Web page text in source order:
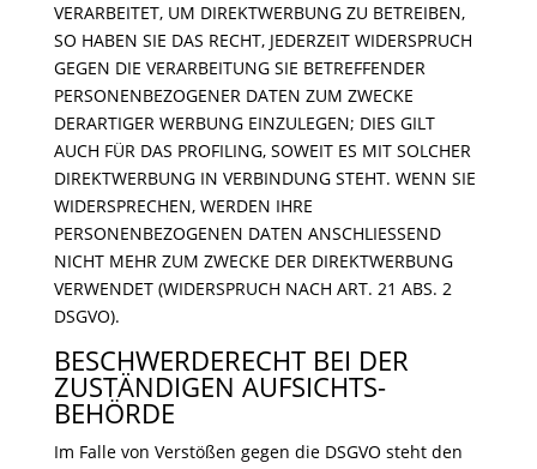
VERARBEITET, UM DIREKTWERBUNG ZU BETREIBEN,
SO HABEN SIE DAS RECHT, JEDERZEIT WIDERSPRUCH
GEGEN DIE VERARBEITUNG SIE BETREFFENDER
PERSONENBEZOGENER DATEN ZUM ZWECKE
DERARTIGER WERBUNG EINZULEGEN; DIES GILT
AUCH FÜR DAS PROFILING, SOWEIT ES MIT SOLCHER
DIREKTWERBUNG IN VERBINDUNG STEHT. WENN SIE
WIDERSPRECHEN, WERDEN IHRE
PERSONENBEZOGENEN DATEN ANSCHLIESSEND
NICHT MEHR ZUM ZWECKE DER DIREKTWERBUNG
VERWENDET (WIDERSPRUCH NACH ART. 21 ABS. 2
DSGVO).
BESCHWERDE­RECHT BEI DER
ZUSTÄNDIGEN AUFSICHTS­
BEHÖRDE
Im Falle von Verstößen gegen die DSGVO steht den